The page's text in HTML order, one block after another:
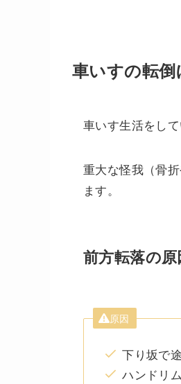
車いすの転
車いす生活をし
重大な怪我（骨
ます。
前方転落の原
原因
下り坂で
ハンドリ